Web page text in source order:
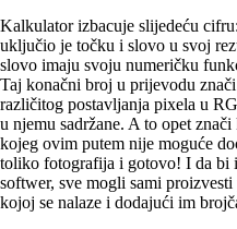
Kalkulator izbacuje slijedeću
uključio je točku i slovo u svoj
slovo imaju svoju numeričku
Taj konačni broj u prijevodu
različitog postavljanja pixela u
u njemu sadržane. A to opet
kojeg ovim putem nije moguće
toliko fotografija i gotovo! I da bi
softwer, sve mogli sami
kojoj se nalaze i dodajući im